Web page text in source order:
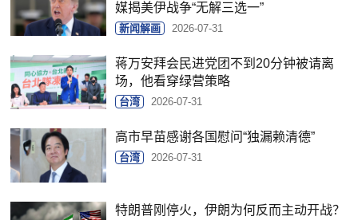
媒揭美伊战争“无解三选一”
新闻解画 2026-07-31
蒋万安拜会民进党团不到20分钟被请离
场，他看穿绿营策略
台湾 2026-07-31
高市早苗感谢各国慰问“独漏赖清德”
台湾 2026-07-31
特朗普刚停火，伊朗为何反而主动开战？